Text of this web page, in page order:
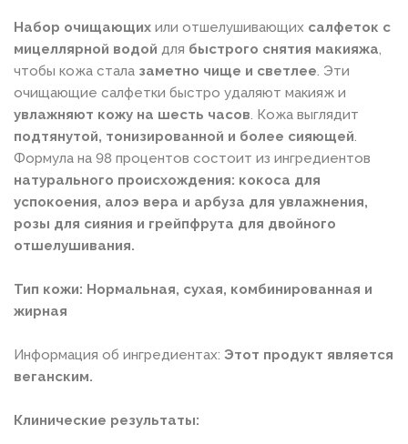
Набор очищающих или отшелушивающих салфеток с
мицеллярной водой для быстрого снятия макияжа,
чтобы кожа стала заметно чище и светлее. Эти
очищающие салфетки быстро удаляют макияж и
увлажняют кожу на шесть часов. Кожа выглядит
подтянутой, тонизированной и более сияющей.
Формула на 98 процентов состоит из ингредиентов
натурального происхождения: кокоса для
успокоения, алоэ вера и арбуза для увлажнения,
розы для сияния и грейпфрута для двойного
отшелушивания.
Тип кожи: Нормальная, сухая, комбинированная и
жирная
Информация об ингредиентах: Этот продукт является
веганским.
Клинические результаты: